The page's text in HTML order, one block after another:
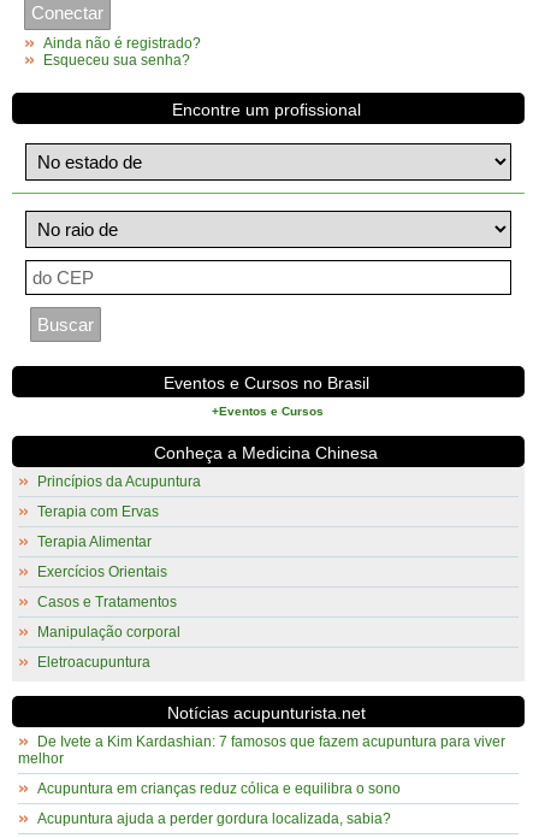
Ainda não é registrado?
Esqueceu sua senha?
Encontre um profissional
Eventos e Cursos no Brasil
+Eventos e Cursos
Conheça a Medicina Chinesa
Princípios da Acupuntura
Terapia com Ervas
Terapia Alimentar
Exercícios Orientais
Casos e Tratamentos
Manipulação corporal
Eletroacupuntura
Notícias acupunturista.net
De Ivete a Kim Kardashian: 7 famosos que fazem acupuntura para viver
melhor
Acupuntura em crianças reduz cólica e equilibra o sono
Acupuntura ajuda a perder gordura localizada, sabia?